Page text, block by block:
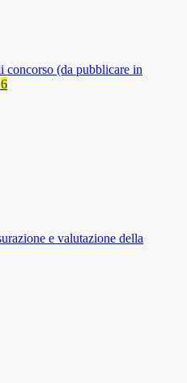
concorso (da pubblicare in
6
e valutazione della